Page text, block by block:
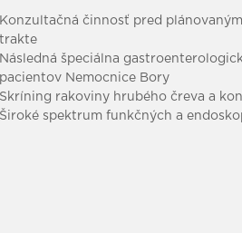
Konzultačná činnosť pred
trakte
Následná špeciálna
pacientov Nemocnice Bory
Skríning rakoviny hrubého čreva a
Široké spektrum funkčných a